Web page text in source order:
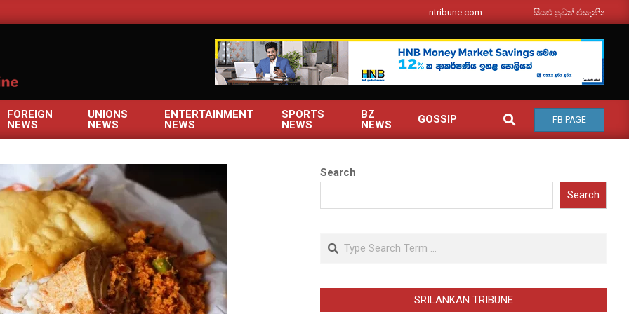
srilankantribune.com සියළු පුවත් එසැනින් ඔබ වෙත
Primary
Menu
FOREIGN
NEWS
UNIONS
NEWS
ENTERTAINMENT
NEWS
SPORTS
NEWS
BZ
NEWS
GOSSIP SEARCH
FB PAGE
Search
Search
Search
SRILANKAN TRIBUNE